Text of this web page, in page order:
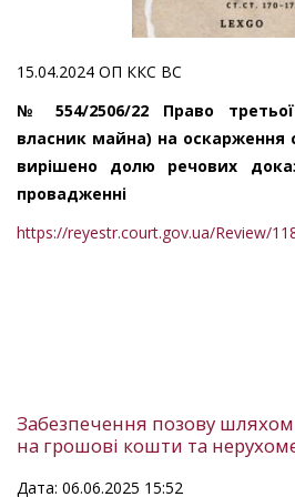
15.04.2024 ОП ККС ВС
№ 554/2506/22 Право
власник майна) на оскарження
вирішено долю речових
провадженні
https://reyestr.court.gov.ua/Review/
Забезпечення позову
на грошові кошти та
Дата: 06.06.2025 15:52